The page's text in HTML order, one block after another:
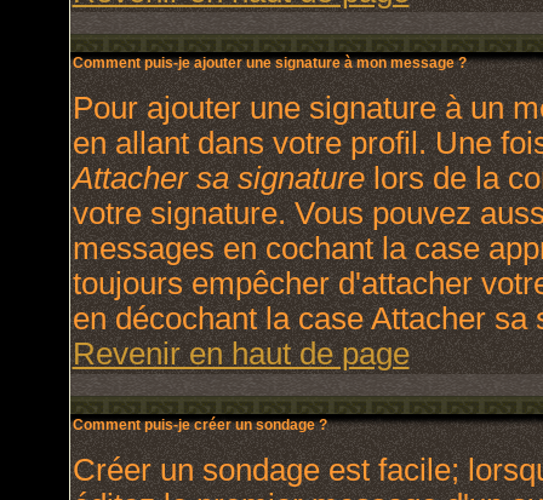
Comment puis-je ajouter une signature à mon message ?
Pour ajouter une signature à un
en allant dans votre profil. Une
Attacher sa signaturelors de la
votre signature. Vous pouvez
messages en cochant la case
toujours empêcher d'attacher
en décochant la case Attacher
Revenir en haut de page
Comment puis-je créer un sondage ?
Créer un sondage est facile;